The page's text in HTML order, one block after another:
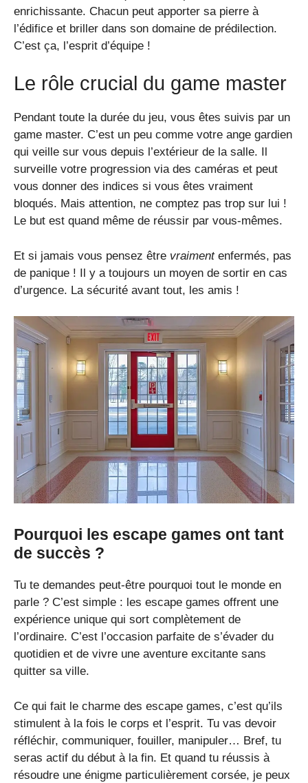
enrichissante. Chacun peut apporter sa pierre à
l’édifice et briller dans son domaine de prédilection.
C’est ça, l’esprit d’équipe !
Le rôle crucial du game master
Pendant toute la durée du jeu, vous êtes suivis par un
game master. C’est un peu comme votre ange gardien
qui veille sur vous depuis l’extérieur de la salle. Il
surveille votre progression via des caméras et peut
vous donner des indices si vous êtes vraiment
bloqués. Mais attention, ne comptez pas trop sur lui !
Le but est quand même de réussir par vous-mêmes.
Et si jamais vous pensez être vraimentenfermés, pas
de panique ! Il y a toujours un moyen de sortir en cas
d’urgence. La sécurité avant tout, les amis !
Pourquoi les escape games ont tant
de succès ?
Tu te demandes peut-être pourquoi tout le monde en
parle ? C’est simple : les escape games offrent une
expérience unique qui sort complètement de
l’ordinaire. C’est l’occasion parfaite de s’évader du
quotidien et de vivre une aventure excitante sans
quitter sa ville.
Ce qui fait le charme des escape games, c’est qu’ils
stimulent à la fois le corps et l’esprit. Tu vas devoir
réfléchir, communiquer, fouiller, manipuler… Bref, tu
seras actif du début à la fin. Et quand tu réussis à
résoudre une énigme particulièrement corsée, je peux